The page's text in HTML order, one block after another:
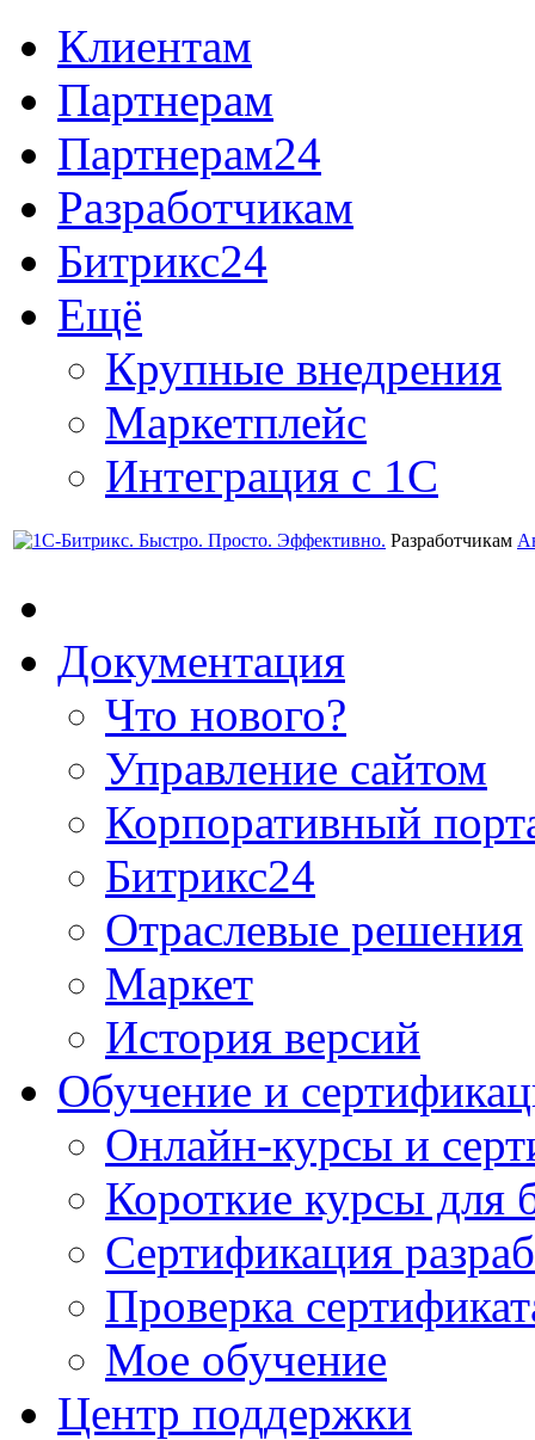
Клиентам
Партнерам
Партнерам24
Разработчикам
Битрикс24
Ещё
Крупные внедрения
Маркетплейс
Интеграция с 1С
Разработчикам
Документация
Что нового?
Управление сайтом
Корпоративный
Битрикс24
Отраслевые решения
Маркет
История версий
Обучение и
Онлайн-курсы и
Короткие курсы для
Сертификация
Проверка
Мое обучение
Центр поддержки